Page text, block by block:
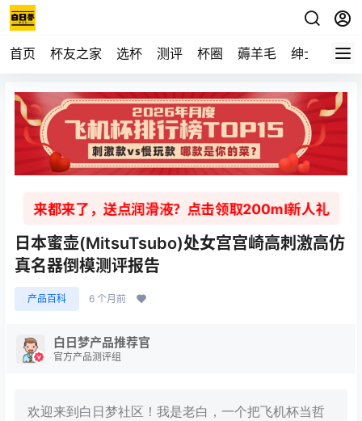
首页 杯友之家 选杯 测评 杯圈 薅羊毛 绅士 视频
来都来了，送点润滑液？点击领取200ml新人礼
日本蜜壶(MitsuTsubo)处女宫宫崎高刺激高仿
真名器倒模测评报告
产品百科 6 个月前
白日梦产品推荐官
官方产品测评组
欢迎来到白日梦社区！我是老白，一个把飞机杯当哲